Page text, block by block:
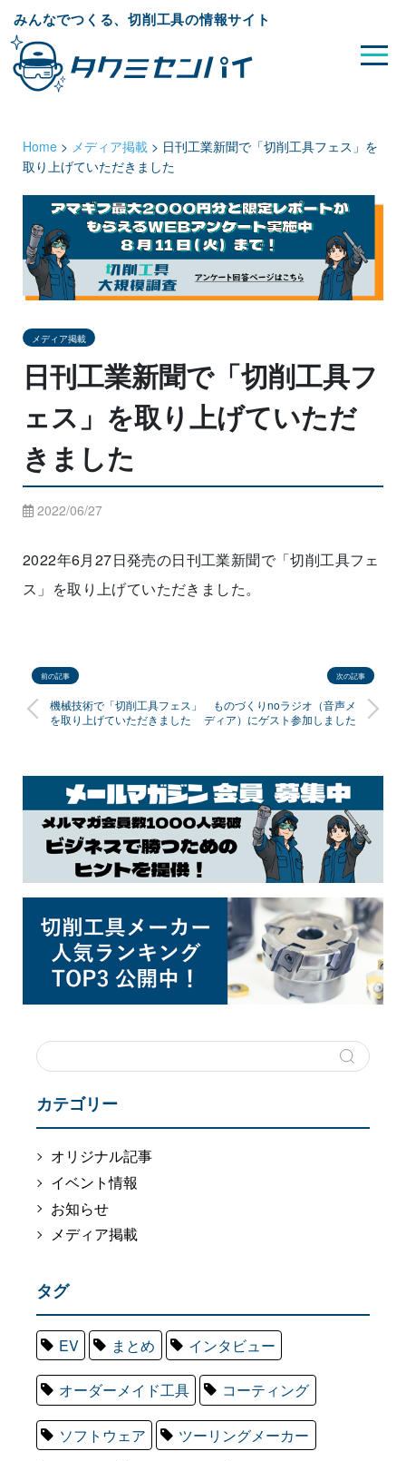
みんなでつくる、切削工具の情報サイト
Home > メディア掲載 > 日刊工業新聞で「切削工具フェス」を
取り上げていただきました
メディア掲載
日刊工業新聞で「切削工具フ
ェス」を取り上げていただ
きました
2022/06/27
2022年6月27日発売の日刊工業新聞で「切削工具フェ
ス」を取り上げていただきました。
前の記事
機械技術で「切削工具フェス」
を取り上げていただきました
次の記事
ものづくりnoラジオ（音声メ
ディア）にゲスト参加しました
カテゴリー
オリジナル記事
イベント情報
お知らせ
メディア掲載
タグ
EV まとめ インタビュー
オーダーメイド工具 コーティング
ソフトウェア ツーリングメーカー